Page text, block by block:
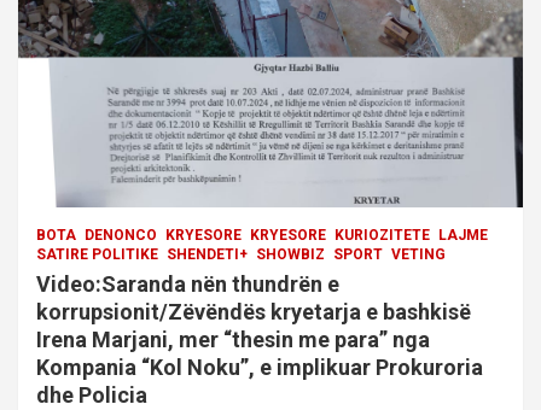
BOTA DENONCO KRYESORE KRYESORE KURIOZITETE
LAJME
SATIRE POLITIKE SHENDETI+ SHOWBIZ SPORT VETING
Video:Saranda nën thundrën e
korrupsionit/Zëvëndës kryetarja e bashkisë
Irena Marjani, mer “thesin me para” nga
Kompania “Kol Noku”, e implikuar Prokuroria
dhe Policia